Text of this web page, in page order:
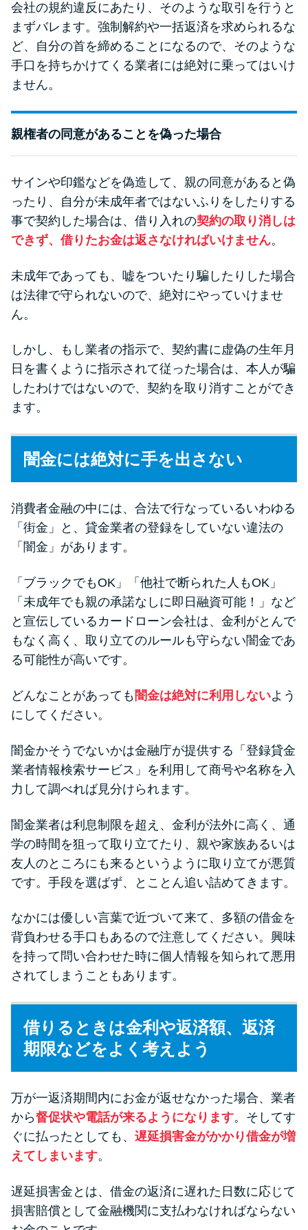
会社の規約違反にあたり、そのような取引を行うと
まずバレます。強制解約や一括返済を求められるな
ど、自分の首を締めることになるので、そのような
手口を持ちかけてくる業者には絶対に乗ってはいけ
ません。
親権者の同意があることを偽った場合
サインや印鑑などを偽造して、親の同意があると偽
ったり、自分が未成年者ではないふりをしたりする
事で契約した場合は、借り入れの契約の取り消しは
できず、借りたお金は返さなければいけません。
未成年であっても、嘘をついたり騙したりした場合
は法律で守られないので、絶対にやっていけませ
ん。
しかし、もし業者の指示で、契約書に虚偽の生年月
日を書くように指示されて従った場合は、本人が騙
したわけではないので、契約を取り消すことができ
ます。
闇金には絶対に手を出さない
消費者金融の中には、合法で行なっているいわゆる
「街金」と、貸金業者の登録をしていない違法の
「闇金」があります。
「ブラックでもOK」「他社で断られた人もOK」
「未成年でも親の承諾なしに即日融資可能！」など
と宣伝しているカードローン会社は、金利がとんで
もなく高く、取り立てのルールも守らない闇金であ
る可能性が高いです。
どんなことがあっても 闇金は絶対に利用しないよう
にしてください。
闇金かそうでないかは金融庁が提供する「登録貸金
業者情報検索サービス」を利用して商号や名称を入
力して調べれば見分けられます。
闇金業者は利息制限を超え、金利が法外に高く、通
学の時間を狙って取り立てたり、親や家族あるいは
友人のところにも来るというように取り立てが悪質
です。手段を選ばず、とことん追い詰めてきます。
なかには優しい言葉で近づいて来て、多額の借金を
背負わせる手口もあるので注意してください。興味
を持って問い合わせた時に個人情報を知られて悪用
されてしまうこともあります。
借りるときは金利や返済額、返済
期限などをよく考えよう
万が一返済期間内にお金が返せなかった場合、業者
から督促状や電話が来るようになります。そしてす
ぐに払ったとしても、 遅延損害金がかかり借金が増
えてしまいます。
遅延損害金とは、借金の返済に遅れた日数に応じて
損害賠償として金融機関に支払わなければならない